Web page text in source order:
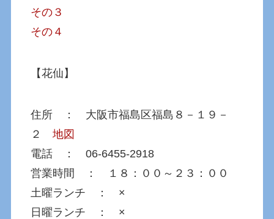
その３
その４
【花仙】
住所 ： 大阪市福島区福島８－１９－
２地図
電話 ： 06-6455-2918
営業時間 ： １８：００～２３：００
土曜ランチ ： ×
日曜ランチ ： ×